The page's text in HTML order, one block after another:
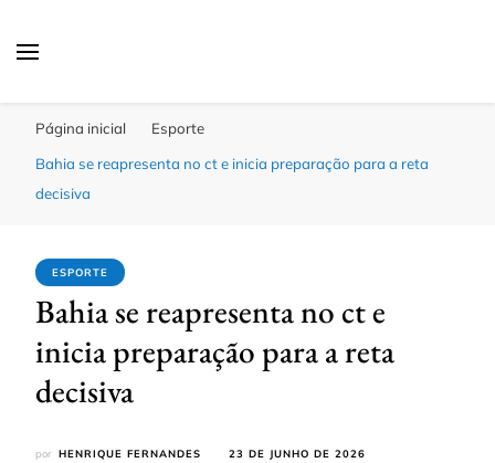
Página inicial
Esporte
Bahia se reapresenta no ct e inicia preparação para a reta
decisiva
ESPORTE
Bahia se reapresenta no ct e
inicia preparação para a reta
decisiva
por HENRIQUE FERNANDES
23 DE JUNHO DE 2026